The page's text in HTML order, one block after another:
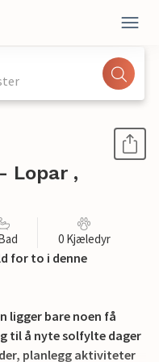
Lopar ,
0 Kjæledyr
for to i denne
ligger bare noen få
til å nyte solfylte dager
planlegg aktiviteter